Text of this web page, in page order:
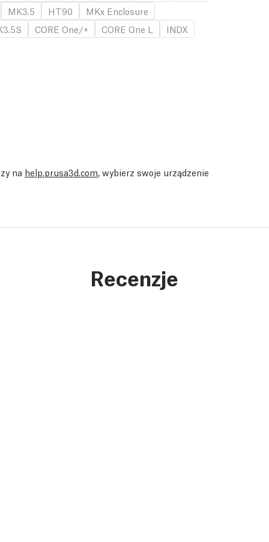
MK3.5
HT90
MKx Enclosure
CORE One/+ CORE One L INDX
na help.prusa3d.com, wybierz swoje urządzenie
Recenzje